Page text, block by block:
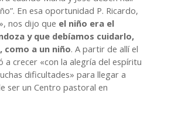
En esa oportunidad P. Ricardo,
nos dijo que el niño era el
y que debíamos cuidarlo,
a un niño. A partir de allí el
a crecer «con la alegría del espíritu
dificultades» para llegar a
ser un Centro pastoral en